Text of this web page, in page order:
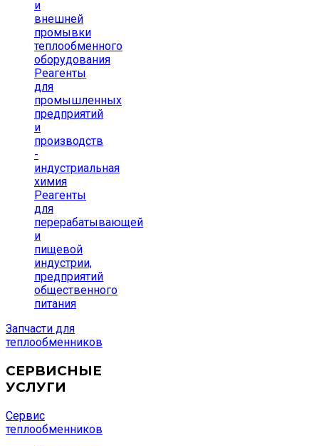
и
внешней
промывки
теплообменного
оборудования
Реагенты
для
промышленных
предприятий
и
производств
-
индустриальная
химия
Реагенты
для
перерабатывающей
и
пищевой
индустрии,
предприятий
общественного
питания
Запчасти для
теплообменников
СЕРВИСНЫЕ
УСЛУГИ
Сервис
теплообменников